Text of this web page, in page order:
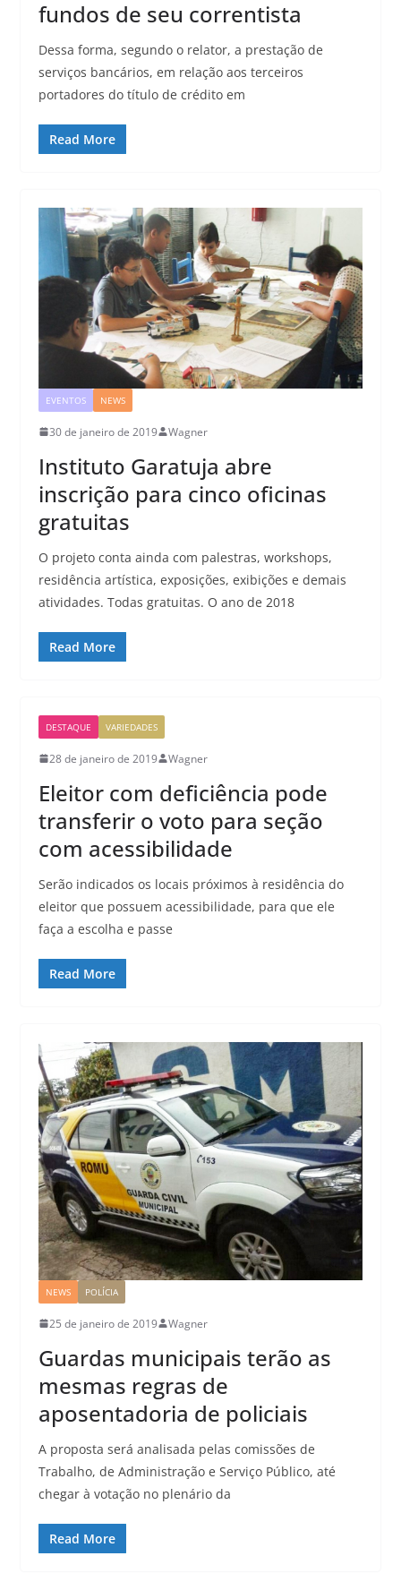
fundos de seu correntista
Dessa forma, segundo o relator, a prestação de
serviços bancários, em relação aos terceiros
portadores do título de crédito em
Read More
EVENTOS NEWS
30 de janeiro de 2019 Wagner
Instituto Garatuja abre
inscrição para cinco oficinas
gratuitas
O projeto conta ainda com palestras, workshops,
residência artística, exposições, exibições e demais
atividades. Todas gratuitas. O ano de 2018
Read More
DESTAQUE VARIEDADES
28 de janeiro de 2019 Wagner
Eleitor com deficiência pode
transferir o voto para seção
com acessibilidade
Serão indicados os locais próximos à residência do
eleitor que possuem acessibilidade, para que ele
faça a escolha e passe
Read More
NEWS POLÍCIA
25 de janeiro de 2019 Wagner
Guardas municipais terão as
mesmas regras de
aposentadoria de policiais
A proposta será analisada pelas comissões de
Trabalho, de Administração e Serviço Público, até
chegar à votação no plenário da
Read More